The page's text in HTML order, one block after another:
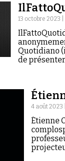
13 octobre 2023 |
Quotidiano
de
4 août 2023 |
Étienne